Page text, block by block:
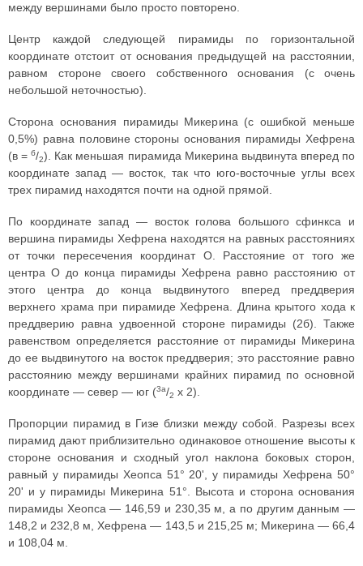
между вершинами было просто повторено.
Центр каждой следующей пирамиды по горизонтальной
координате отстоит от основания предыдущей на расстоянии,
равном стороне своего собственного основания (с очень
небольшой неточностью).
Сторона основания пирамиды Микерина (с ошибкой меньше
0,5%) равна половине стороны основания пирамиды Хефрена
(в =б/2). Как меньшая пирамида Микерина выдвинута вперед по
координате запад — восток, так что юго-восточные углы всех
трех пирамид находятся почти на одной прямой.
По координате запад — восток голова большого сфинкса и
вершина пирамиды Хефрена находятся на равных расстояниях
от точки пересечения координат О. Расстояние от того же
центра О до конца пирамиды Хефрена равно расстоянию от
этого центра до конца выдвинутого вперед преддверия
верхнего храма при пирамиде Хефрена. Длина крытого хода к
преддверию равна удвоенной стороне пирамиды (2б). Также
равенством определяется расстояние от пирамиды Микерина
до ее выдвинутого на восток преддверия; это расстояние равно
расстоянию между вершинами крайних пирамид по основной
координате — север — юг (3а/2 х 2).
Пропорции пирамид в Гизе близки между собой. Разрезы всех
пирамид дают приблизительно одинаковое отношение высоты к
стороне основания и сходный угол наклона боковых сторон,
равный у пирамиды Хеопса 51° 20', у пирамиды Хефрена 50°
20' и у пирамиды Микерина 51°. Высота и сторона основания
пирамиды Хеопса — 146,59 и 230,35 м, а по другим данным —
148,2 и 232,8 м, Хефрена — 143,5 и 215,25 м; Микерина — 66,4
и 108,04 м.